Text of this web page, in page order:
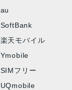
au
SoftBank
楽天モバイル
Ymobile
SIMフリー
UQmobile